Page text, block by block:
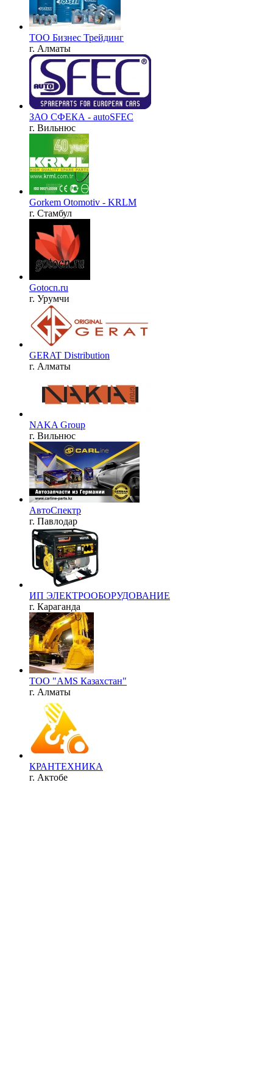
ТОО Бизнес Трейдинг
г. Алматы
ЗАО СФЕКА - autoSFEC
г. Вильнюс
Gorkem Otomotiv - KRLM
г. Стамбул
Gotocn.ru
г. Урумчи
GERAT Distribution
г. Алматы
NAKA Group
г. Вильнюс
АвтоCпектр
г. Павлодар
ИП ЭЛЕКТРООБОРУДОВАНИЕ
г. Караганда
ТОО "AMS Казахстан"
г. Алматы
КРАНТЕХНИКА
г. Актобе